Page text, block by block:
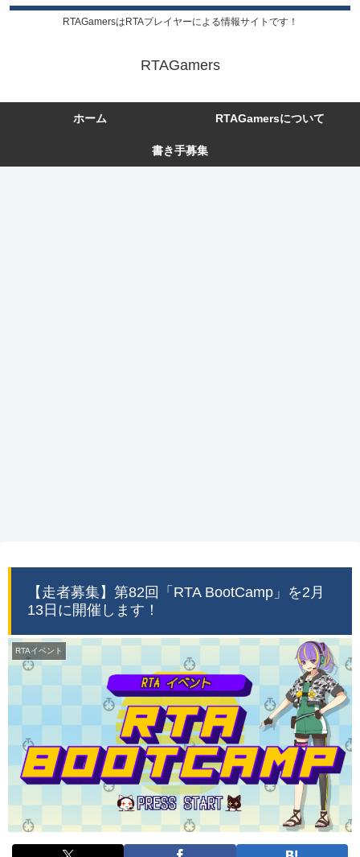
RTAGamersはRTAプレイヤーによる情報サイトです！
RTAGamers
ホーム RTAGamersについて
書き手募集
【走者募集】第82回「RTA BootCamp」を2月
13日に開催します！
RTAイベント